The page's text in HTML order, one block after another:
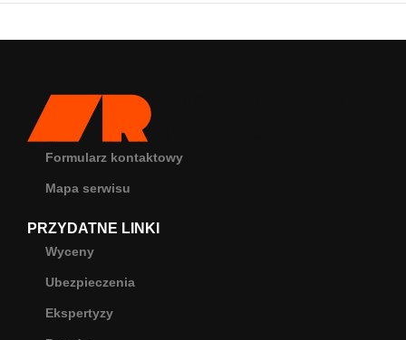
Formularz kontaktowy
Mapa serwisu
PRZYDATNE LINKI
Wyceny
Ubezpieczenia
Ekspertyzy